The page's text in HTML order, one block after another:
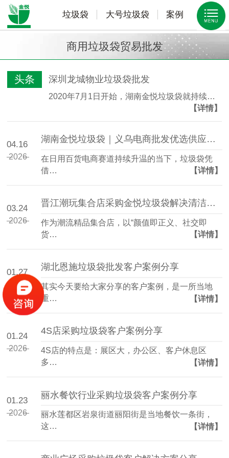
垃圾袋 大号垃圾袋 案例
商用垃圾袋贸易批发
头条 深圳龙城物业垃圾袋批发
2020年7月1日开始，湖南金悦垃圾袋就持续…
【详情】
04.16
2026
湖南金悦垃圾袋｜义乌电商批发优选供应链 源头工厂直供稳价保质
在日用百货电商赛道持续升温的当下，垃圾袋凭
借…
【详情】
03.24
2026
晋江潮玩集合店采购金悦垃圾袋解决清洁刚需
作为潮流精品集合店，以“颜值即正义、社交即
货…
【详情】
01.27
2026
湖北恩施垃圾袋批发客户案例分享
其实今天要给大家分享的客户案例，是一所当地
重…
【详情】
01.24
2026
4S店采购垃圾袋客户案例分享
4S店的特点是：展区大，办公区、客户休息区
多…
【详情】
01.23
2026
丽水餐饮行业采购垃圾袋客户案例分享
丽水莲都区岩泉街道丽阳街是当地餐饮一条街，
这…
【详情】